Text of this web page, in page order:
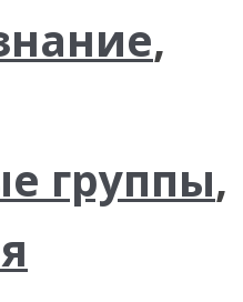
,
группы,